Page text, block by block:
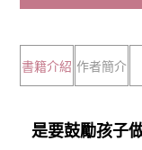
書籍介紹 作者簡介
是要鼓勵孩子